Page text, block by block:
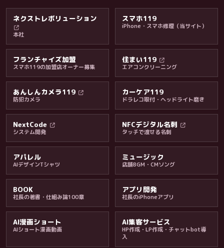
料金・保証・ご案内
ネクストレボリューション
本社
スマホ119
iPhone・スマホ修理（当サイト）
フランチャイズ加盟
スマホ119の加盟店オーナー募集
住まい119
エアコンクリーニング
あんしんカメラ119
防犯カメラ
カーケア119
ドラレコ取付・ヘッドライト磨き
NextCode
システム開発
NFCデジタル名刺
タッチで渡せる名刺
アパレル
AIデザインTシャツ
ミュージック
店舗BGM・CMソング
BOOK
社長の著書・仕組み論100章
アプリ開発
社長のiPhoneアプリ
AI漫画ショート
AIショート漫画動画
AI集客サービス
HP作成・LP作成・チャットbot導
入